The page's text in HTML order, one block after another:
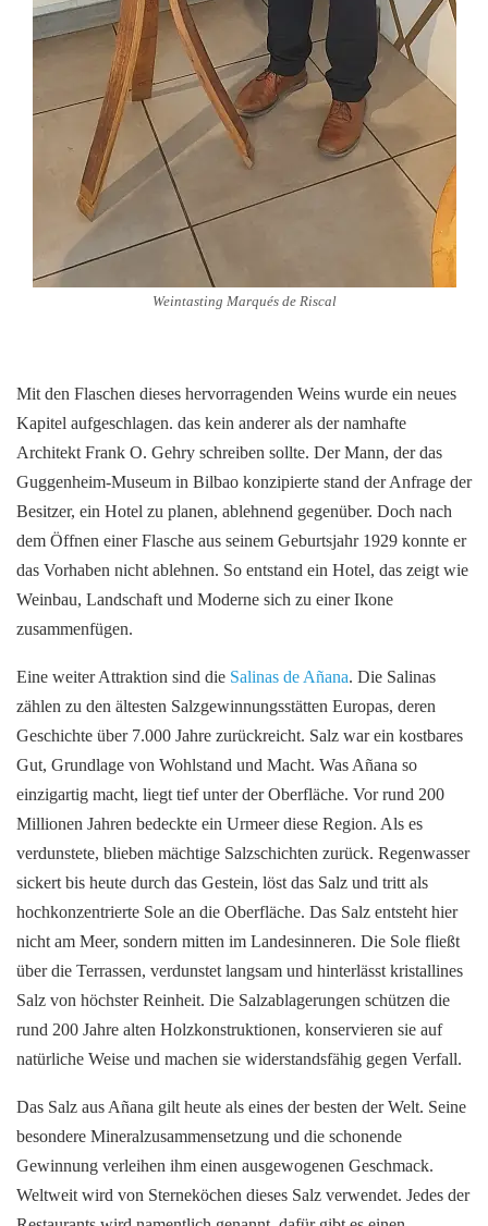
Weintasting Marqués de Riscal
Mit den Flaschen dieses hervorragenden Weins wurde ein neues
Kapitel aufgeschlagen. das kein anderer als der namhafte
Architekt Frank O. Gehry schreiben sollte. Der Mann, der das
Guggenheim-Museum in Bilbao konzipierte stand der Anfrage der
Besitzer, ein Hotel zu planen, ablehnend gegenüber. Doch nach
dem Öffnen einer Flasche aus seinem Geburtsjahr 1929 konnte er
das Vorhaben nicht ablehnen. So entstand ein Hotel, das zeigt wie
Weinbau, Landschaft und Moderne sich zu einer Ikone
zusammenfügen.
Eine weiter Attraktion sind die Salinas de Añana. Die Salinas
zählen zu den ältesten Salzgewinnungsstätten Europas, deren
Geschichte über 7.000 Jahre zurückreicht. Salz war ein kostbares
Gut, Grundlage von Wohlstand und Macht. Was Añana so
einzigartig macht, liegt tief unter der Oberfläche. Vor rund 200
Millionen Jahren bedeckte ein Urmeer diese Region. Als es
verdunstete, blieben mächtige Salzschichten zurück. Regenwasser
sickert bis heute durch das Gestein, löst das Salz und tritt als
hochkonzentrierte Sole an die Oberfläche. Das Salz entsteht hier
nicht am Meer, sondern mitten im Landesinneren. Die Sole fließt
über die Terrassen, verdunstet langsam und hinterlässt kristallines
Salz von höchster Reinheit. Die Salzablagerungen schützen die
rund 200 Jahre alten Holzkonstruktionen, konservieren sie auf
natürliche Weise und machen sie widerstandsfähig gegen Verfall.
Das Salz aus Añana gilt heute als eines der besten der Welt. Seine
besondere Mineralzusammensetzung und die schonende
Gewinnung verleihen ihm einen ausgewogenen Geschmack.
Weltweit wird von Sterneköchen dieses Salz verwendet. Jedes der